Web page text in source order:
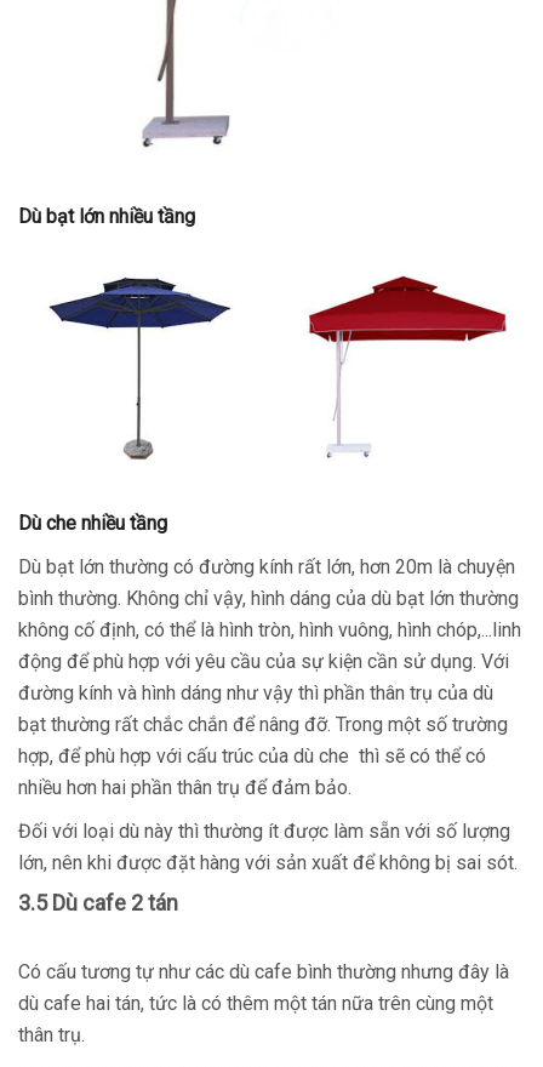
Dù bạt lớn nhiều tầng
Dù che nhiều tầng
Dù bạt lớn thường có đường kính rất lớn, hơn 20m là chuyện
bình thường. Không chỉ vậy, hình dáng của dù bạt lớn thường
không cố định, có thể là hình tròn, hình vuông, hình chóp,...linh
động để phù hợp với yêu cầu của sự kiện cần sử dụng. Với
đường kính và hình dáng như vậy thì phần thân trụ của dù
bạt thường rất chắc chắn để nâng đỡ. Trong một số trường
hợp, để phù hợp với cấu trúc của dù che thì sẽ có thể có
nhiều hơn hai phần thân trụ để đảm bảo.
Đối với loại dù này thì thường ít được làm sẵn với số lượng
lớn, nên khi được đặt hàng với sản xuất để không bị sai sót.
3.5 Dù cafe 2 tán
Có cấu tương tự như các dù cafe bình thường nhưng đây là
dù cafe hai tán, tức là có thêm một tán nữa trên cùng một
thân trụ.